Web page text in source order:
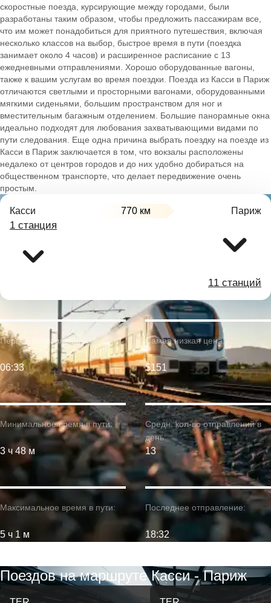
скоростные поезда, курсирующие между городами, были
разработаны таким образом, чтобы предложить пассажирам все,
что им может понадобиться для приятного путешествия, включая
несколько классов на выбор, быстрое время в пути (поездка
занимает около 4 часов) и расширенное расписание с 13
ежедневными отправлениями. Хорошо оборудованные вагоны,
также к вашим услугам во время поездки. Поезда из Касси в Париж
отличаются светлыми и просторными вагонами, оборудованными
мягкими сиденьями, большим пространством для ног и
вместительным багажным отделением. Большие панорамные окна
идеально подходят для любования захватывающими видами по
пути следования. Еще одна причина выбрать поездку на поезде из
Касси в Париж заключается в том, что вокзалы расположены
недалеко от центров городов и до них удобно добираться на
общественном транспорте, что делает передвижение очень
простым.
Касси 770 км Париж
1 станция
11 станций
Минимальное время в пути:
3 ч 48 м
Первое отправление:
06:33
Максимальное время в пути:
5 ч 1 м
Самая низкая цена:
$151
Средн. кол-во отправлений в
день:
13
Последнее отправление:
18:32
Поездов на маршруте Касси - Париж